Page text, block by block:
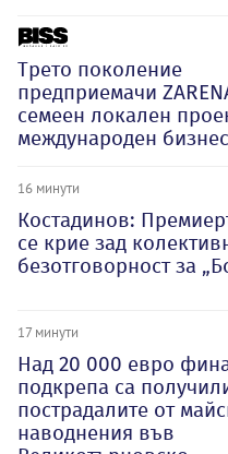
Трето поколение
предприемачи
семеен локален
международен бизнес
16 минути
Костадинов:
се крие зад
безотговорност за
17 минути
Над 20 000 евро
подкрепа са
пострадалите от
наводнения във